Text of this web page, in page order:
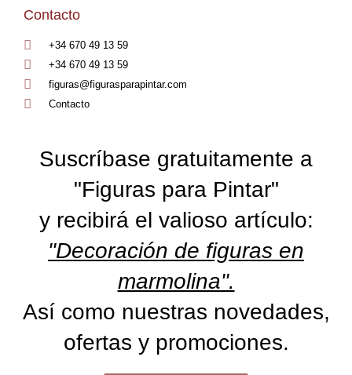
Contacto
+34 670 49 13 59
+34 670 49 13 59
figuras@figurasparapintar.com
Contacto
Suscríbase gratuitamente a
"Figuras para Pintar"
y recibirá el valioso artículo:
"Decoración de figuras en
marmolina".
Así como nuestras novedades,
ofertas y promociones.